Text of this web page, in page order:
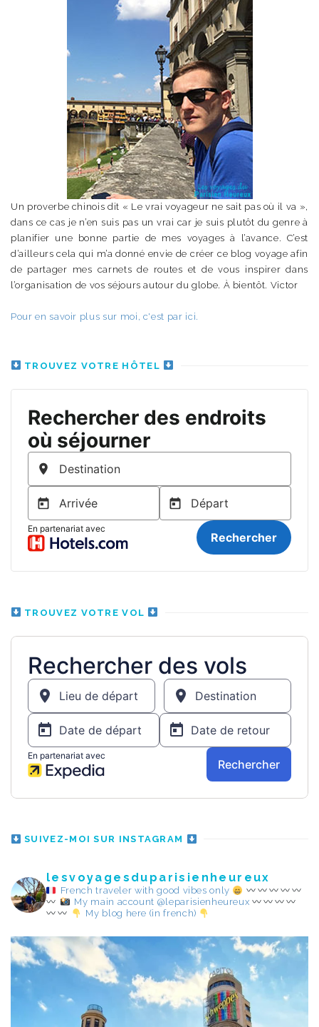
Un proverbe chinois dit « Le vrai voyageur ne sait pas où il va »,
dans ce cas je n’en suis pas un vrai car je suis plutôt du genre à
planifier une bonne partie de mes voyages à l’avance. C’est
d’ailleurs cela qui m’a donné envie de créer ce blog voyage afin
de partager mes carnets de routes et de vous inspirer dans
l’organisation de vos séjours autour du globe. À bientôt. Victor
Pour en savoir plus sur moi, c'est par ici.
TROUVEZ VOTRE HÔTEL
TROUVEZ VOTRE VOL
SUIVEZ-MOI SUR INSTAGRAM
lesvoyagesduparisienheureux
French traveler with good vibes only
My main account @leparisienheureux
My blog here (in french)